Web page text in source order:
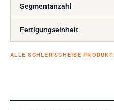
Segmentanzahl
Fertigungseinheit
ALLE SCHLEIFSCHEIBE